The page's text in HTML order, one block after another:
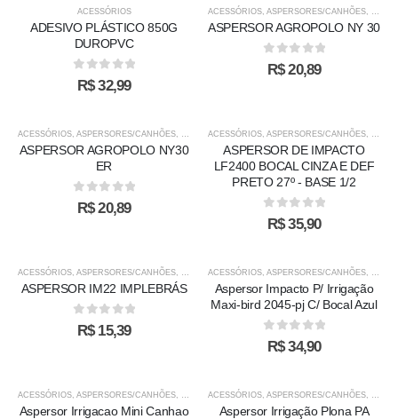
ACESSÓRIOS
ADESIVO PLÁSTICO 850G
DUROPVC
0out of 5
R$32,99
ACESSÓRIOS, ASPERSORES/CANHÕES,
ASPERSOR AGROPOLO NY 30
0out of 5
R$20,89
ACESSÓRIOS, ASPERSORES/CANHÕES, IRRIGAÇÃO
ASPERSOR AGROPOLO NY30
ER
0out of 5
R$20,89
ACESSÓRIOS, ASPERSORES/CANHÕES,
ASPERSOR DE IMPACTO
LF2400 BOCAL CINZA E DEF
PRETO 27º - BASE 1/2
0out of 5
R$35,90
ACESSÓRIOS, ASPERSORES/CANHÕES, IRRIGAÇÃO
ASPERSOR IM22 IMPLEBRÁS
0out of 5
R$15,39
ACESSÓRIOS, ASPERSORES/CANHÕES,
Aspersor Impacto P/ Irrigação
Maxi-bird 2045-pj C/ Bocal Azul
0out of 5
R$34,90
ACESSÓRIOS, ASPERSORES/CANHÕES, IRRIGAÇÃO
Aspersor Irrigacao Mini Canhao
ACESSÓRIOS, ASPERSORES/CANHÕES,
Aspersor Irrigação Plona PA